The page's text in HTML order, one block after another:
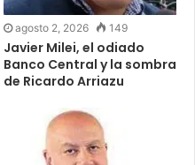
agosto 2, 2026 149
Javier Milei, el odiado
Banco Central y la sombra
de Ricardo Arriazu